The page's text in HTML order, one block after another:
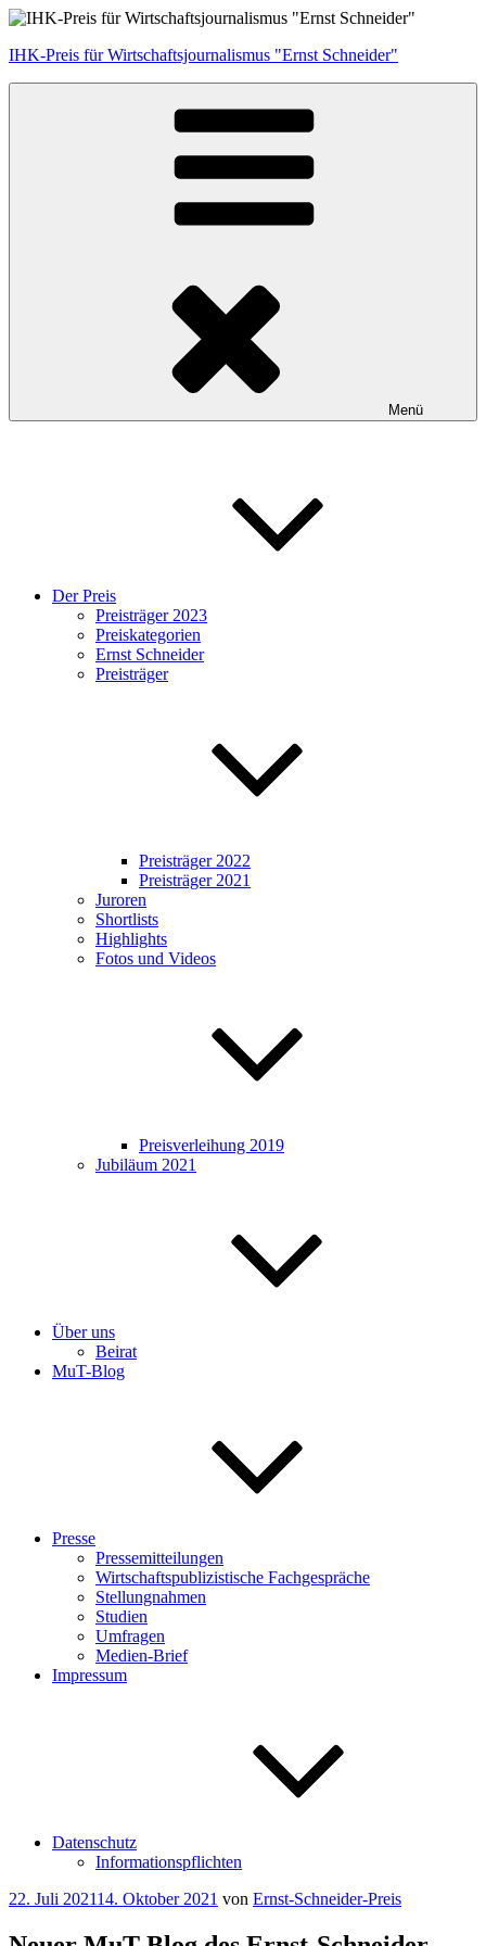
Zum
springen
IHK-Preis für Wirtschaftsjournalismus "Ernst Schneider"
Menü
Der Preis
Preisträger 2023
Preiskategorien
Ernst Schneider
Preisträger
Preisträger 2022
Preisträger 2021
Juroren
Shortlists
Highlights
Fotos und Videos
Preisverleihung 2019
Jubiläum 2021
Über uns
Beirat
MuT-Blog
Presse
Pressemitteilungen
Wirtschaftspublizistische Fachgespräche
Stellungnahmen
Studien
Umfragen
Medien-Brief
Impressum
Datenschutz
Informationspflichten
Veröffentlicht
22. Juli 202114. Oktober 2021 von Ernst-Schneider-Preis